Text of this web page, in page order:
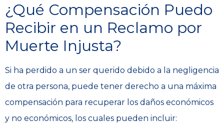
¿Qué Compensación Puedo
Recibir en un Reclamo por
Muerte Injusta?
Si ha perdido a un ser querido debido a la negligencia
de otra persona, puede tener derecho a una máxima
compensación para recuperar los daños económicos
y no económicos, los cuales pueden incluir: